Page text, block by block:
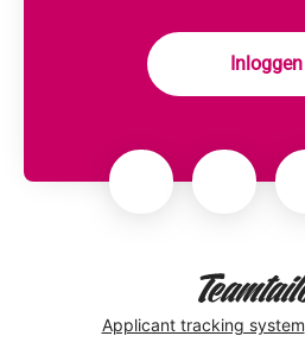
Inloggen
Applicant tracking system